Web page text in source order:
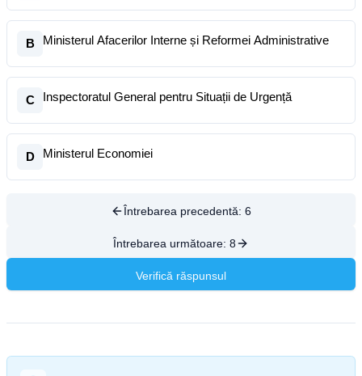
B Ministerul Afacerilor Interne și Reformei Administrative
C Inspectoratul General pentru Situații de Urgență
D Ministerul Economiei
Întrebarea precedentă: 6
Întrebarea următoare: 8
Verifică răspunsul